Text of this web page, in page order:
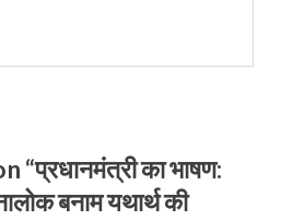
का भाषण:
बनाम यथार्थ की